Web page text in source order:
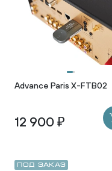
Advance Paris X-FTB02
12 900 ₽
Под заказ